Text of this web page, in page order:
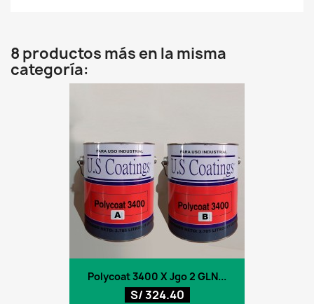
8 productos más en la misma
categoría:
Polycoat 3400 X Jgo 2 GLN...
S/ 324.40